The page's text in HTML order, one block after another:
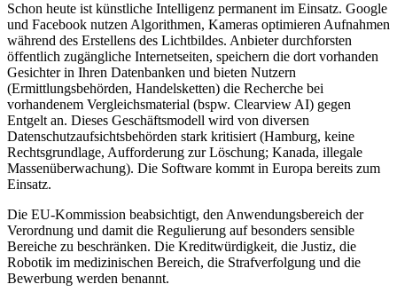
Schon heute ist künstliche Intelligenz permanent im Einsatz. Google
und Facebook nutzen Algorithmen, Kameras optimieren Aufnahmen
während des Erstellens des Lichtbildes. Anbieter durchforsten
öffentlich zugängliche Internetseiten, speichern die dort vorhanden
Gesichter in Ihren Datenbanken und bieten Nutzern
(Ermittlungsbehörden, Handelsketten) die Recherche bei
vorhandenem Vergleichsmaterial (bspw. Clearview AI) gegen
Entgelt an. Dieses Geschäftsmodell wird von diversen
Datenschutzaufsichtsbehörden stark kritisiert (Hamburg, keine
Rechtsgrundlage, Aufforderung zur Löschung; Kanada, illegale
Massenüberwachung). Die Software kommt in Europa bereits zum
Einsatz.
Die EU-Kommission beabsichtigt, den Anwendungsbereich der
Verordnung und damit die Regulierung auf besonders sensible
Bereiche zu beschränken. Die Kreditwürdigkeit, die Justiz, die
Robotik im medizinischen Bereich, die Strafverfolgung und die
Bewerbung werden benannt.